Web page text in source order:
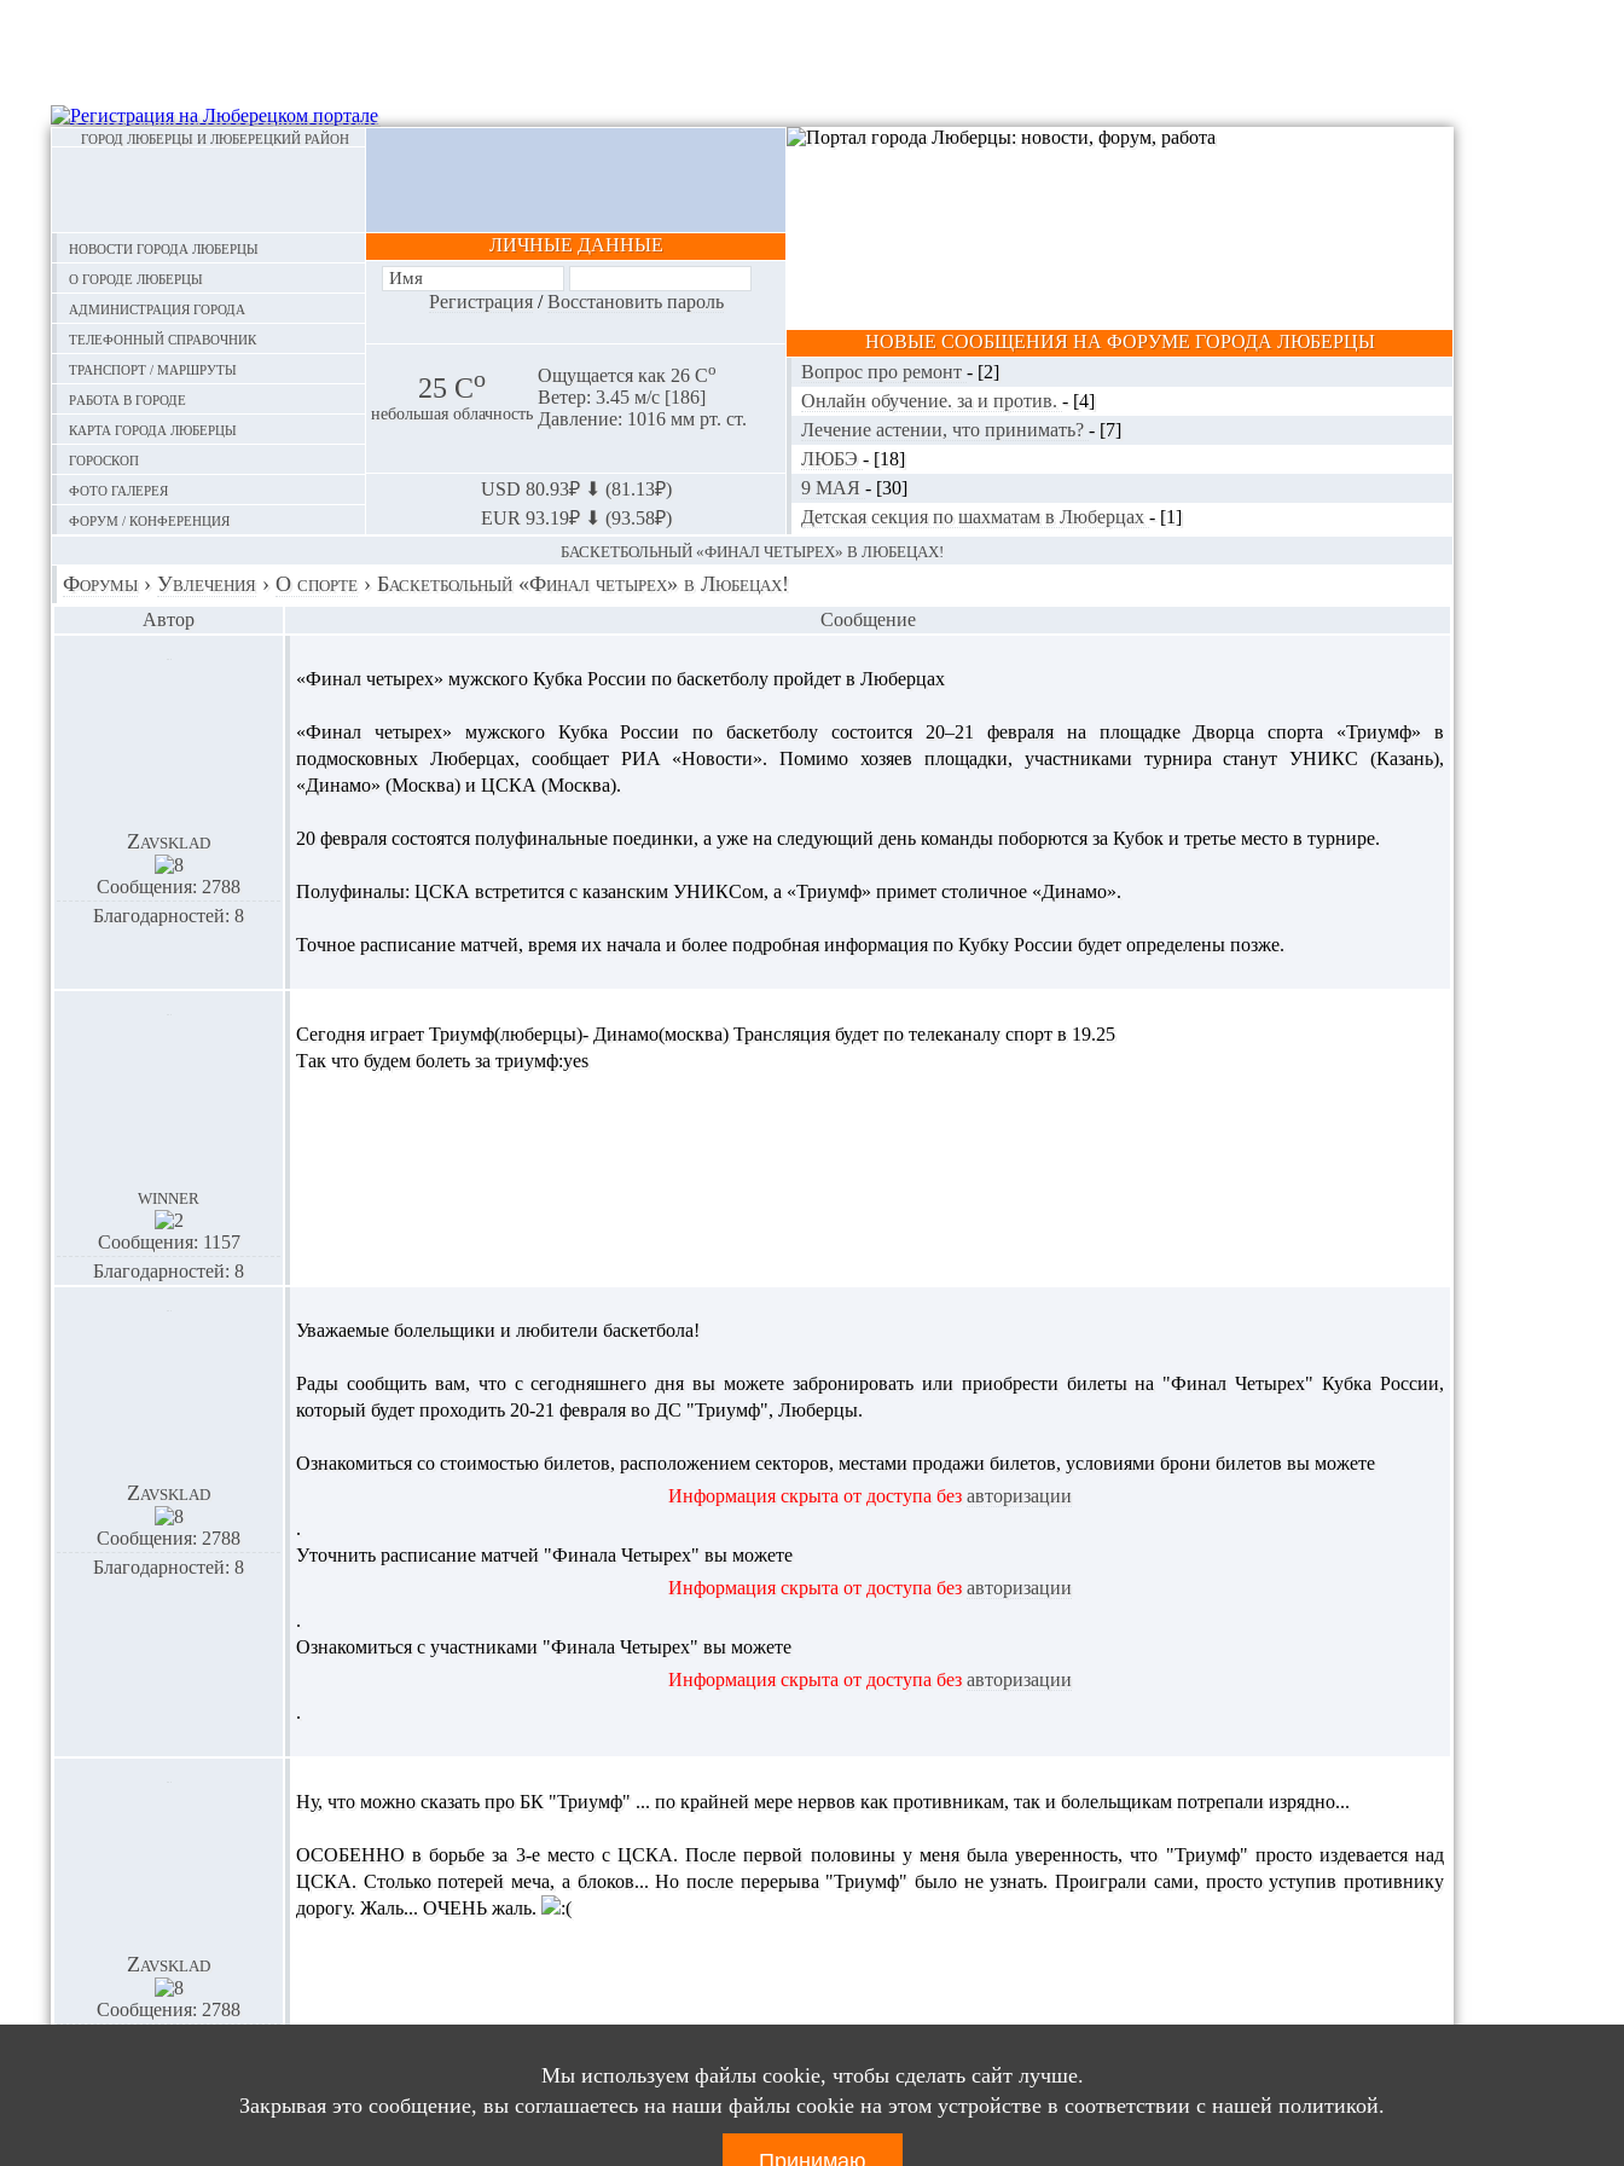
ГОРОД ЛЮБЕРЦЫ И ЛЮБЕРЕЦКИЙ РАЙОН
Новости города Люберцы
О городе Люберцы
Администрация города
Телефонный справочник
Транспорт / маршруты
Работа в городе
Карта города Люберцы
Гороскоп
Фото галерея
Форум / конференция
ЛИЧНЫЕ ДАННЫЕ
Регистрация/Восстановить пароль
25 Сo
небольшая облачность
Ощущается как 26 Сo
Ветер: 3.45 м/с [186]
Давление: 1016 мм рт. ст.
USD 80.93₽ ⬇ (81.13₽)
EUR 93.19₽ ⬇ (93.58₽)
НОВЫЕ СООБЩЕНИЯ НА ФОРУМЕ ГОРОДА ЛЮБЕРЦЫ
Вопрос про ремонт - [2]
Онлайн обучение. за и против. - [4]
Лечение астении, что принимать? - [7]
ЛЮБЭ - [18]
9 МАЯ - [30]
Детская секция по шахматам в Люберцах - [1]
БАСКЕТБОЛЬНЫЙ «ФИНАЛ ЧЕТЫРЕХ» В ЛЮБЕЦАХ!
Форумы › Увлечения › О спорте › Баскетбольный «Финал четырех» в Любецах!
Автор Сообщение
Zavsklad
Сообщения: 2788
Благодарностей: 8
«Финал четырех» мужского Кубка России по баскетболу пройдет в Люберцах
«Финал четырех» мужского Кубка России по баскетболу состоится 20–21 февраля на площадке Дворца спорта «Триумф» в
подмосковных Люберцах, сообщает РИА «Новости». Помимо хозяев площадки, участниками турнира станут УНИКС (Казань),
«Динамо» (Москва) и ЦСКА (Москва).
20 февраля состоятся полуфинальные поединки, а уже на следующий день команды поборются за Кубок и третье место в турнире.
Полуфиналы: ЦСКА встретится с казанским УНИКСом, а «Триумф» примет столичное «Динамо».
Точное расписание матчей, время их начала и более подробная информация по Кубку России будет определены позже.
winner
Сообщения: 1157
Благодарностей: 8
Сегодня играет Триумф(люберцы)- Динамо(москва) Трансляция будет по телеканалу спорт в 19.25
Так что будем болеть за триумф:yes
Zavsklad
Сообщения: 2788
Благодарностей: 8
Уважаемые болельщики и любители баскетбола!
Рады сообщить вам, что с сегодняшнего дня вы можете забронировать или приобрести билеты на "Финал Четырех" Кубка России,
который будет проходить 20-21 февраля во ДС "Триумф", Люберцы.
Ознакомиться со стоимостью билетов, расположением секторов, местами продажи билетов, условиями брони билетов вы можете
Информация скрыта от доступа без авторизации
.
Уточнить расписание матчей "Финала Четырех" вы можете
Информация скрыта от доступа без авторизации
.
Ознакомиться с участниками "Финала Четырех" вы можете
Информация скрыта от доступа без авторизации
.
Zavsklad
Сообщения: 2788
Ну, что можно сказать про БК "Триумф" ... по крайней мере нервов как противникам, так и болельщикам потрепали изрядно...
ОСОБЕННО в борьбе за 3-е место с ЦСКА. После первой половины у меня была уверенность, что "Триумф" просто издевается над
ЦСКА. Столько потерей меча, а блоков... Но после перерыва "Триумф" было не узнать. Проиграли сами, просто уступив противнику
дорогу. Жаль... ОЧЕНЬ жаль.
Вход
Мы используем файлы cookie, чтобы сделать сайт лучше.
Закрывая это сообщение, вы соглашаетесь на наши файлы cookie на этом устройстве в соответствии с нашей политикой.
Принимаю